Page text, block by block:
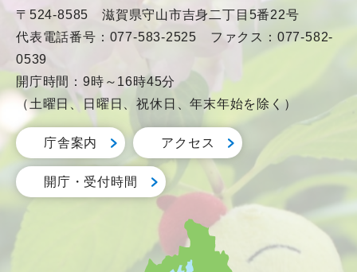
〒524-8585 滋賀県守山市吉身二丁目5番22号
代表電話番号：077-583-2525 ファクス：077-582-
0539
開庁時間：9時～16時45分
（土曜日、日曜日、祝休日、年末年始を除く）
庁舎案内 アクセス
開庁・受付時間